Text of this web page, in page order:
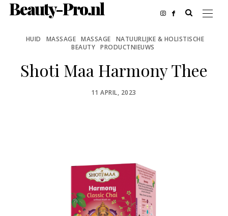
Beauty-Pro.nl
HUID MASSAGE MASSAGE
NATUURLIJKE & HOLISTISCHE
BEAUTY
PRODUCTNIEUWS
Shoti Maa Harmony Thee
POSTED
11 APRIL, 2023